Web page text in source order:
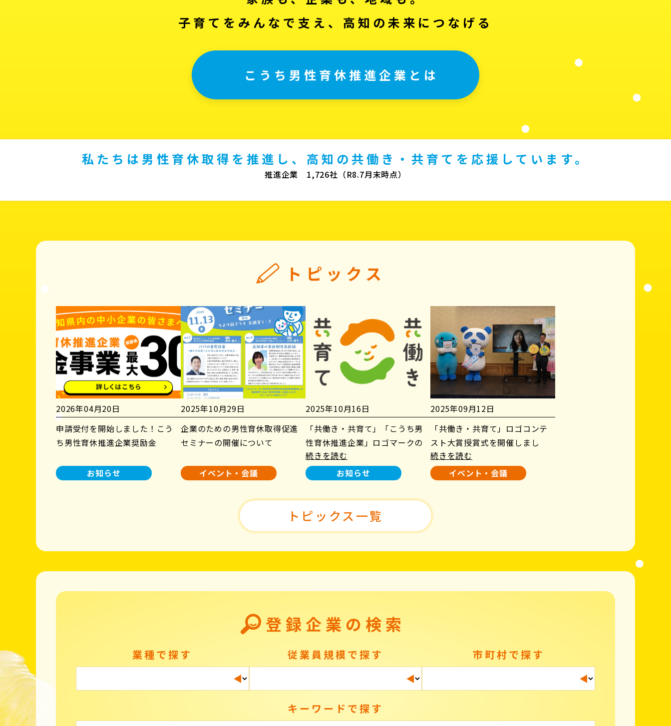
子育てをみんなで支え、高知の未来につなげる
こうち男性育休推進企業とは
私たちは男性育休取得を推進し、高知の共働き・共育てを応援しています。
推進企業 1,726社（R8.7月末時点）
トピックス
2026年04月20日
申請受付を開始しました！こう
ち男性育休推進企業奨励金
お知らせ
2025年10月29日
企業のための男性育休取得促進
セミナーの開催について
イベント・会議
2025年10月16日
「共働き・共育て」「こうち男
性育休推進企業」ロゴマークの
使用について
続きを読む
お知らせ
2025年09月12日
「共働き・共育て」ロゴコンテ
スト大賞授賞式を開催しまし
た！
続きを読む
イベント・会議
トピックス一覧
登録企業の検索
業種で探す 従業員規模で探す 市町村で探す
キーワードで探す